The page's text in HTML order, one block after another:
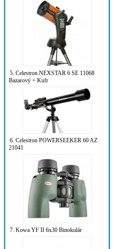
5. Celestron NEXSTAR 6 SE 11068
Bazarový + Kufr
6. Celestron POWERSEEKER 60 AZ
21041
7. Kowa YF II 6x30 Binokulár